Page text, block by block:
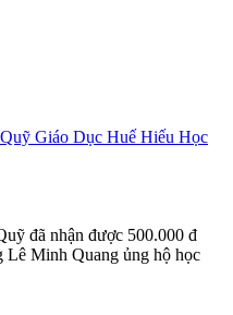
Giáo Dục Huế Hiếu Học
đã nhận được 500.000 đ
Lê Minh Quang ủng hộ học